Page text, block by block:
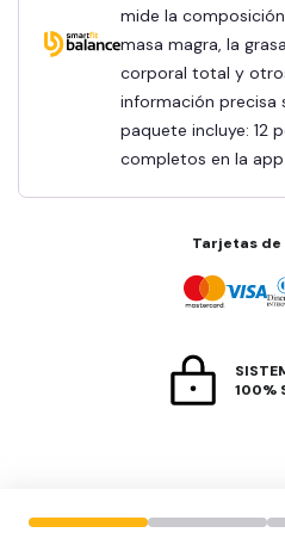
mide la
masa magra, la
corporal total y
información precisa
paquete incluye: 12
completos en la app
Tarjetas
100%